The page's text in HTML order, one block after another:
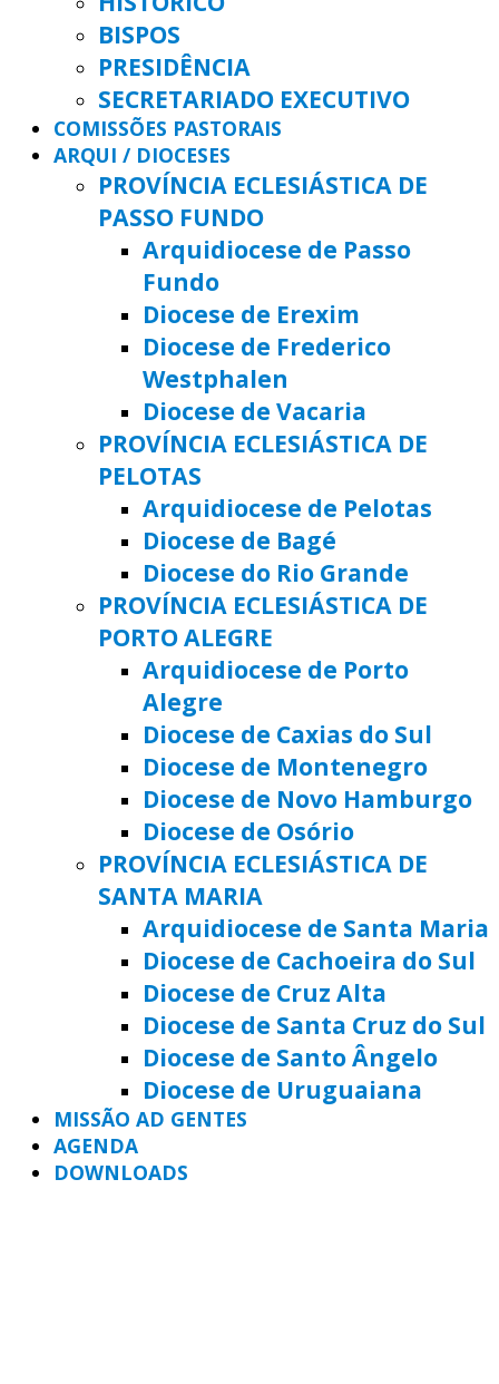
BISPOS
PRESIDÊNCIA
SECRETARIADO EXECUTIVO
COMISSÕES PASTORAIS
ARQUI / DIOCESES
PROVÍNCIA ECLESIÁSTICA DE
PASSO FUNDO
Arquidiocese de Passo
Fundo
Diocese de Erexim
Diocese de Frederico
Westphalen
Diocese de Vacaria
PROVÍNCIA ECLESIÁSTICA DE
PELOTAS
Arquidiocese de Pelotas
Diocese de Bagé
Diocese do Rio Grande
PROVÍNCIA ECLESIÁSTICA DE
PORTO ALEGRE
Arquidiocese de Porto
Alegre
Diocese de Caxias do Sul
Diocese de Montenegro
Diocese de Novo Hamburgo
Diocese de Osório
PROVÍNCIA ECLESIÁSTICA DE
SANTA MARIA
Arquidiocese de Santa Maria
Diocese de Cachoeira do Sul
Diocese de Cruz Alta
Diocese de Santa Cruz do Sul
Diocese de Santo Ângelo
Diocese de Uruguaiana
MISSÃO AD GENTES
AGENDA
DOWNLOADS